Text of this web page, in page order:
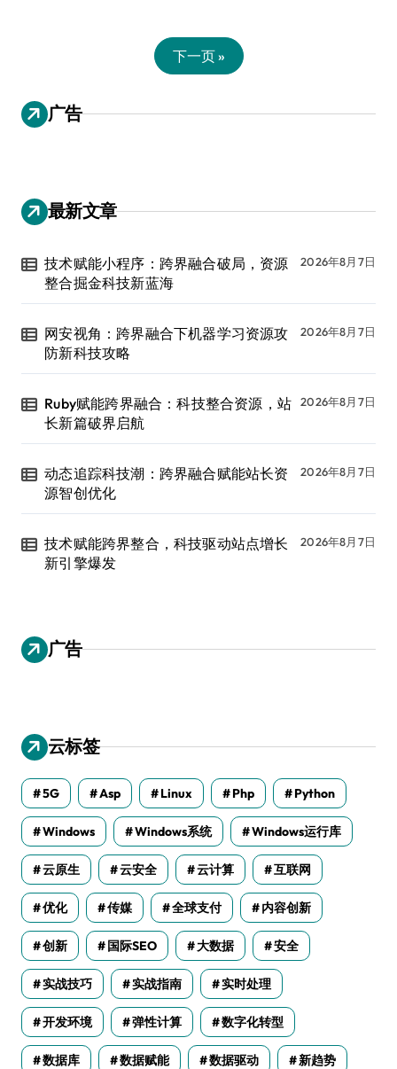
下一页 »
广告
最新文章
技术赋能小程序：跨界融合破局，资源
整合掘金科技新蓝海
2026年8月7日
网安视角：跨界融合下机器学习资源攻
防新科技攻略
2026年8月7日
Ruby赋能跨界融合：科技整合资源，站
长新篇破界启航
2026年8月7日
动态追踪科技潮：跨界融合赋能站长资
源智创优化
2026年8月7日
技术赋能跨界整合，科技驱动站点增长
新引擎爆发
2026年8月7日
广告
云标签
5G Asp Linux Php Python
Windows Windows系统 Windows运行库
云原生 云安全 云计算 互联网
优化 传媒 全球支付 内容创新
创新 国际SEO 大数据 安全
实战技巧 实战指南 实时处理
开发环境 弹性计算 数字化转型
数据库 数据赋能 数据驱动 新趋势